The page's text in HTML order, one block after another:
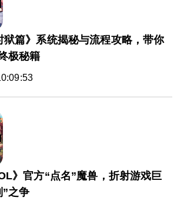
狱篇》系统揭秘与流程攻略，带你
极秘籍
》官方“点名”魔兽，折射游戏巨
”之争